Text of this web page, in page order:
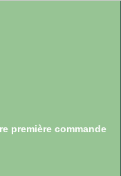
première commande